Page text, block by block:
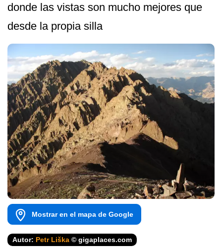
donde las vistas son mucho mejores que
desde la propia silla
Mostrar en el mapa de Google
Autor: Petr Liška © gigaplaces.com